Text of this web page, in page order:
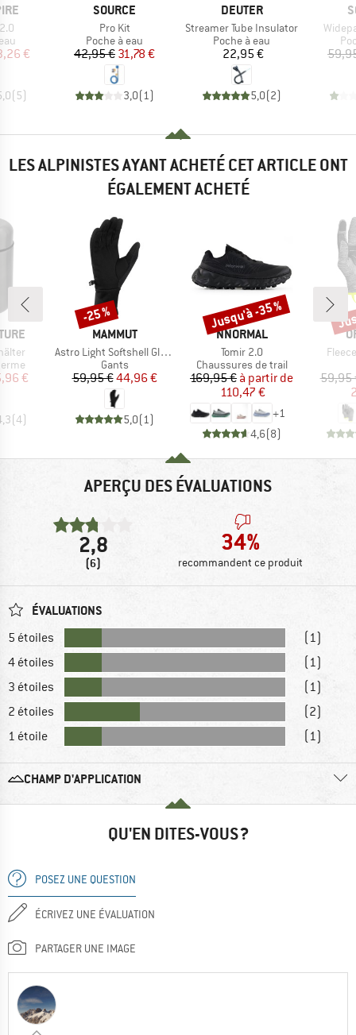
réduit
€
( 5)
MARQUE
SOURCE
Article
Pro Kit
Product group
Poche à eau
Prix
42,95 €Prix réduit
31,78 €
3,0( 1)
MARQUE
DEUTER
Article
Streamer Tube Insulator
Product group
Poche à eau
Prix
22,95 €
5,0(2)
Article
LES ALPINISTES AYANT ACHETÉ CET ARTICLE ONT
ÉGALEMENT ACHETÉ
réduit
€
(4)
MARQUE
MAMMUT
Article
Astro Light Softshell Glove
Product group
Gants
Prix
59,95 €Prix réduit
44,96 €
5,0(1 )
Remise
-25 %
MARQUE
NNORMAL
Article
Tomir 2.0
Product group
Chaussures de trail
Prix
169,95 € Prix réduit
à partir de
110,47 €
+1
4,6(8)
Remise
Jusqu'à -35 %
Article
59,95
APERÇU DES ÉVALUATIONS
2,8
(6)
34%
recommandent ce produit
ÉVALUATIONS
5 étoiles
(1)
4 étoiles
(1)
3 étoiles
(1)
2 étoiles
(2)
1 étoile
(1)
CHAMP D'APPLICATION
QU'EN DITES-VOUS ?
POSEZ UNE QUESTION
ÉCRIVEZ UNE ÉVALUATION
PARTAGER UNE IMAGE